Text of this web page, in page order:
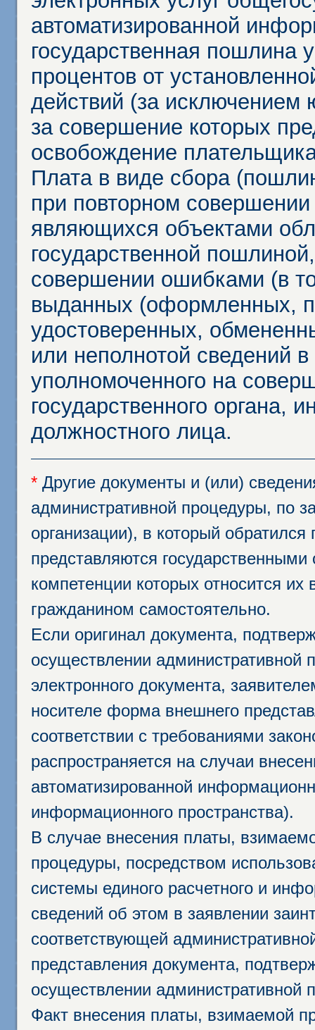
автоматизированной
государственная пошлина
процентов от
действий (за исключением
за совершение которых
освобождение
Плата в виде сбора
при повторном
являющихся объектами
государственной
совершении ошибками (в
выданных (оформленных,
удостоверенных,
или неполнотой сведений
уполномоченного на
государственного органа,
должностного лица.
* Другие документы и (или)
административной процедуры, по
организации), в который
представляются
компетенции которых относится
гражданином самостоятельно.
Если оригинал документа,
осуществлении административной
электронного документа,
носителе форма внешнего
соответствии с требованиями
распространяется на случаи
автоматизированной
информационного пространства).
В случае внесения платы,
процедуры, посредством
системы единого расчетного и
сведений об этом в заявлении
соответствующей
представления документа,
осуществлении административной
Факт внесения платы, взимаемой